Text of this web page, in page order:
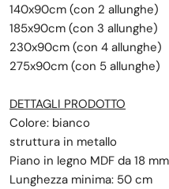
140x90cm (con 2 allunghe)
185x90cm (con 3 allunghe)
230x90cm (con 4 allunghe)
275x90cm (con 5 allunghe)
DETTAGLI PRODOTTO
Colore: bianco
struttura in metallo
Piano in legno MDF da 18
Lunghezza minima: 50 cm